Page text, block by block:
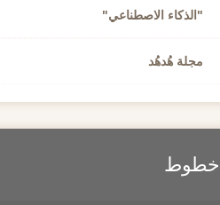
"الذكاء الاصطناعي"
مجلة هُدهُد
خطوط